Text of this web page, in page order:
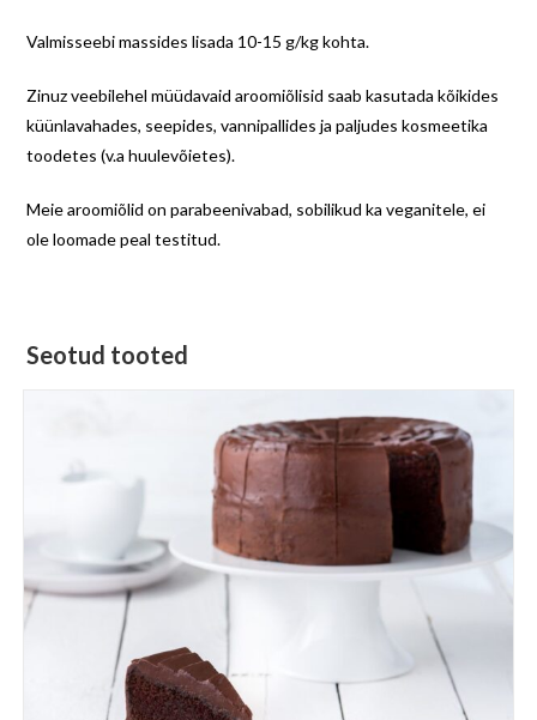
Valmisseebi massides lisada 10-15 g/kg kohta.
Zinuz veebilehel müüdavaid aroomiõlisid saab kasutada kõikides
küünlavahades, seepides, vannipallides ja paljudes kosmeetika
toodetes (v.a huulevõietes).
Meie aroomiõlid on parabeenivabad, sobilikud ka veganitele, ei
ole loomade peal testitud.
Seotud tooted